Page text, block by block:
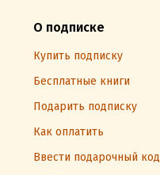
О подписке
Купить подписку
Бесплатные книги
Подарить подписку
Как оплатить
Ввести подарочный код